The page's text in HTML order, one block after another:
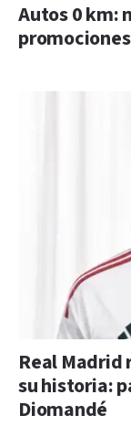
Autos 0 km:
Real Madrid
su historia:
Diomandé